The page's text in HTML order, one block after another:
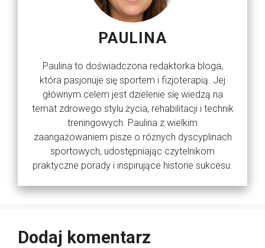
PAULINA
Paulina to doświadczona redaktorka bloga,
która pasjonuje się sportem i fizjoterapią. Jej
głównym celem jest dzielenie się wiedzą na
temat zdrowego stylu życia, rehabilitacji i technik
treningowych. Paulina z wielkim
zaangażowaniem pisze o różnych dyscyplinach
sportowych, udostępniając czytelnikom
praktyczne porady i inspirujące historie sukcesu.
Dodaj komentarz